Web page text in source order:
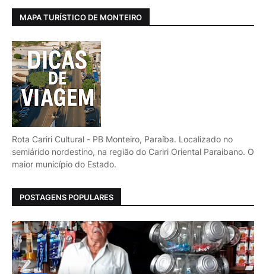
MAPA TURÍSTICO DE MONTEIRO
Rota Cariri Cultural - PB Monteiro, Paraíba. Localizado no
semiárido nordestino, na região do Cariri Oriental Paraibano. O
maior município do Estado.
POSTAGENS POPULARES